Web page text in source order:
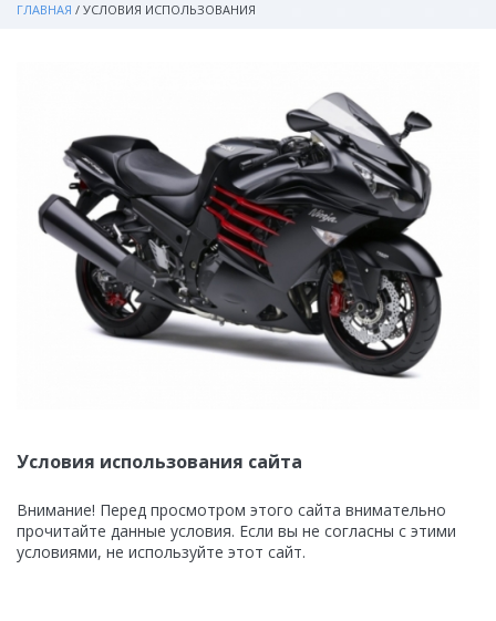
ГЛАВНАЯ / УСЛОВИЯ ИСПОЛЬЗОВАНИЯ
Условия использования сайта
Внимание! Перед просмотром этого сайта внимательно
прочитайте данные условия. Если вы не согласны с этими
условиями, не используйте этот сайт.